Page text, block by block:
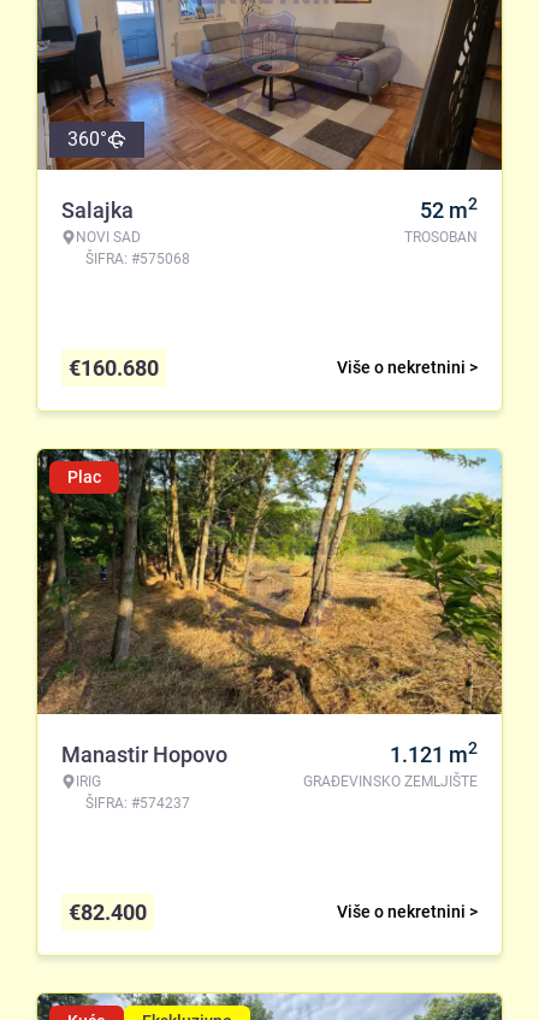
360°
Salajka
NOVI SAD
ŠIFRA: #575068
52 m2
TROSOBAN
Više o nekretnini >
€160.680
Plac
Manastir Hopovo
IRIG
ŠIFRA: #574237
1.121 m2
GRAĐEVINSKO ZEMLJIŠTE
Više o nekretnini >
€82.400